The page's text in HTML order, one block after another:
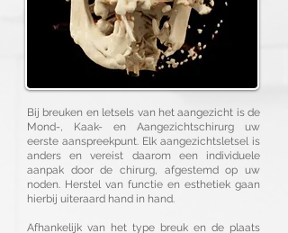
Bij breuken en letsels van het aangezicht is de
Mond-, Kaak- en Aangezichtschirurg uw
eerste aanspreekpunt. Elk aangezichtsletsel is
anders en vereist daarom een individuele
aanpak door de chirurg, afgestemd op uw
noden. Herstel van functie en esthetiek gaan
hierbij uiteraard hand in hand.
Afhankelijk van het type breuk en de plaats